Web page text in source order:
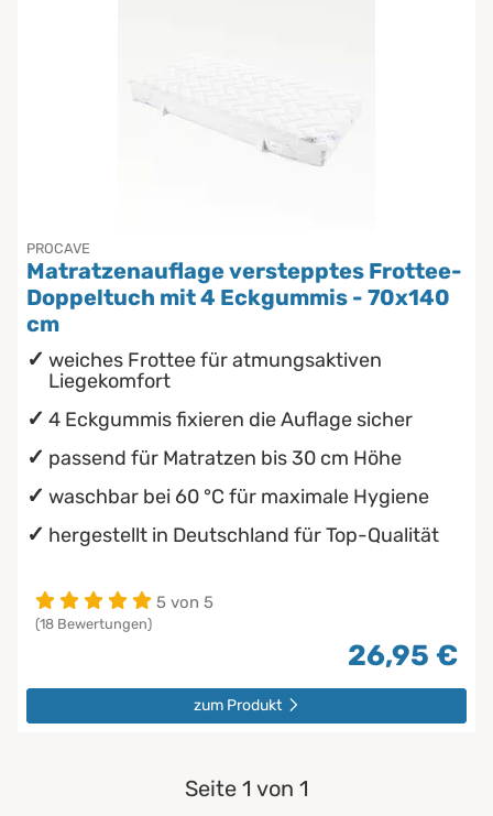
PROCAVE
Matratzenauflage verstepptes Frottee-
Doppeltuch mit 4 Eckgummis - 70x140
cm
weiches Frottee für atmungsaktiven
Liegekomfort
4 Eckgummis fixieren die Auflage sicher
passend für Matratzen bis 30 cm Höhe
waschbar bei 60 °C für maximale Hygiene
hergestellt in Deutschland für Top-Qualität
5 von 5
(18 Bewertungen)
26,95 €
zum Produkt
Seite 1 von 1